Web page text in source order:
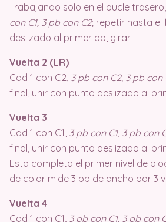
Trabajando solo en el bucle trasero,
con C1, 3 pb con C2; repetir hasta el
deslizado al primer pb, girar
Vuelta 2 (LR)
Cad 1 con C2, 3 pb con C2, 3 pb con
final, unir con punto deslizado al
Vuelta 3
Cad 1 con C1, 3 pb con C1, 3 pb con
final, unir con punto deslizado al
Esto completa el primer nivel de
de color mide 3 pb de ancho por 3
Vuelta 4
Cad 1 con C1, 3 pb con C1, 3 pb con